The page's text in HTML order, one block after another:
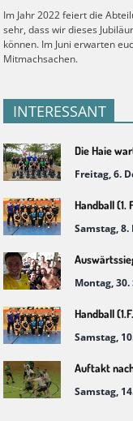
Im Jahr 2022 feiert die
sehr, dass wir dieses
können. Im Juni erwarten
Mitmachsachen.
INTERESSANT
Die Haie
Freitag, 6.
Handball (1.
Samstag,
Montag,
Handball
Samstag,
Auftakt
Samstag,